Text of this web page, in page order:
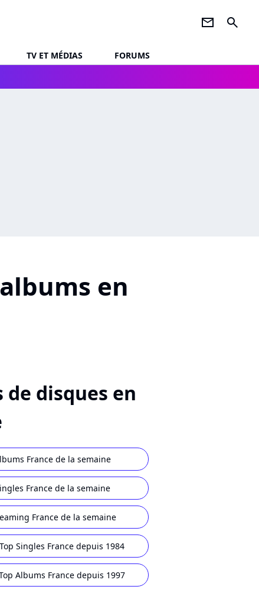
newsletter search
TV ET MÉDIAS
FORUMS
en
de disques en
France de la semaine
France de la semaine
France de la semaine
Singles France depuis 1984
Albums France depuis 1997